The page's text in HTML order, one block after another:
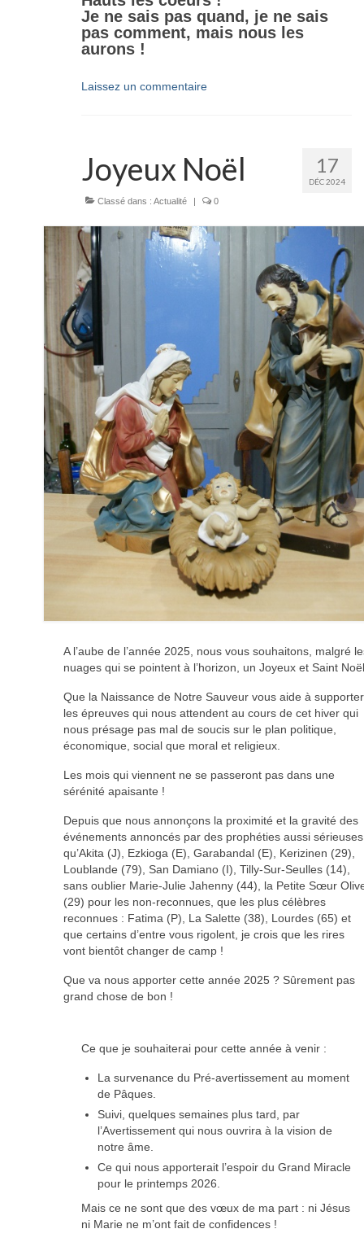
Je ne sais pas quand, je ne sais
pas comment, mais nous les
aurons !
Laissez un commentaire
17
DÉC 2024
Joyeux Noël
Classé dans : Actualité | 0
A l’aube de l’année 2025, nous vous souhaitons, malgré
nuages qui se pointent à l’horizon, un Joyeux et Saint
Que la Naissance de Notre Sauveur vous aide à supporter
les épreuves qui nous attendent au cours de cet hiver qui
nous présage pas mal de soucis sur le plan politique,
économique, social que moral et religieux.
Les mois qui viennent ne se passeront pas dans une
sérénité apaisante !
Depuis que nous annonçons la proximité et la gravité des
événements annoncés par des prophéties aussi sérieuses
qu’Akita (J), Ezkioga (E), Garabandal (E), Kerizinen (29),
Loublande (79), San Damiano (I), Tilly-Sur-Seulles (14),
sans oublier Marie-Julie Jahenny (44), la Petite Sœur
(29) pour les non-reconnues, que les plus célèbres
reconnues : Fatima (P), La Salette (38), Lourdes (65) et
que certains d’entre vous rigolent, je crois que les rires
vont bientôt changer de camp !
Que va nous apporter cette année 2025 ? Sûrement pas
grand chose de bon !
Ce que je souhaiterai pour cette année à venir :
La survenance du Pré-avertissement au moment
de Pâques.
Suivi, quelques semaines plus tard, par
l’Avertissement qui nous ouvrira à la vision de
notre âme.
Ce qui nous apporterait l’espoir du Grand Miracle
pour le printemps 2026.
Mais ce ne sont que des vœux de ma part : ni Jésus
ni Marie ne m’ont fait de confidences !